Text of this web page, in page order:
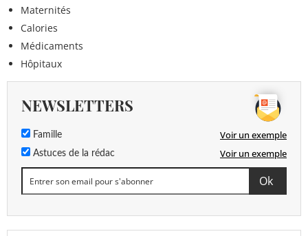
Maternités
Calories
Médicaments
Hôpitaux
NEWSLETTERS
Famille Voir un exemple
Astuces de la rédac Voir un exemple